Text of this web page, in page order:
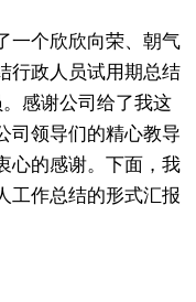
个欣欣向荣、朝气
政人员试用期总结
感谢公司给了我这
司领导们的精心教导
心的感谢。下面，我
工作总结的形式汇报